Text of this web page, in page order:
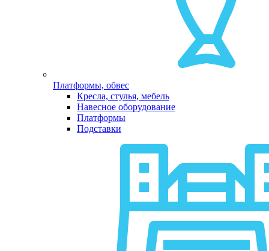
Платформы, обвес
Кресла, стулья, мебель
Навесное оборудование
Платформы
Подставки